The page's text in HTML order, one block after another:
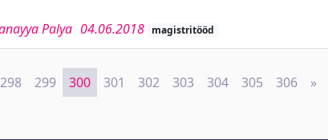
Palya 04.06.2018 magistritööd
298 299 300 301 302 303 304 305 306 »